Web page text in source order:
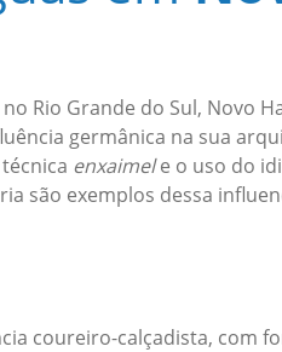
Rio Grande do Sul, Novo
germânica na sua
enxaimele o uso do
são exemplos dessa
coureiro-calçadista, com